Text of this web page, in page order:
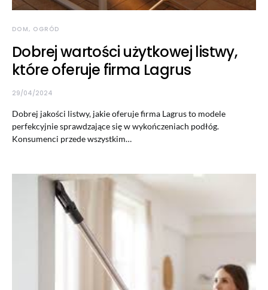
DOM, OGRÓD
Dobrej wartości użytkowej listwy,
które oferuje firma Lagrus
29/04/2024
Dobrej jakości listwy, jakie oferuje firma Lagrus to modele
perfekcyjnie sprawdzające się w wykończeniach podłóg.
Konsumenci przede wszystkim…